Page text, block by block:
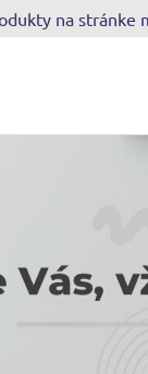
na stránke